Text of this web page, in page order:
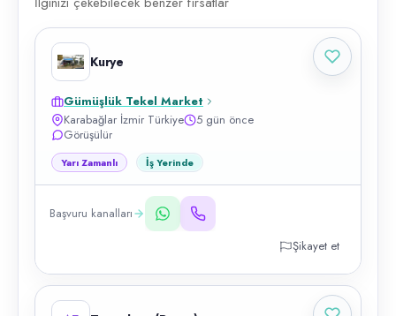
Kurye
Gümüşlük Tekel Market
Karabağlar İzmir Türkiye
5 gün önce
Görüşülür
Yarı Zamanlı İş Yerinde
Başvuru kanalları
Şikayet et